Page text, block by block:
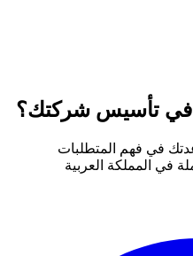
في تأسيس شركتك؟
في فهم المتطلبات
في المملكة العربية